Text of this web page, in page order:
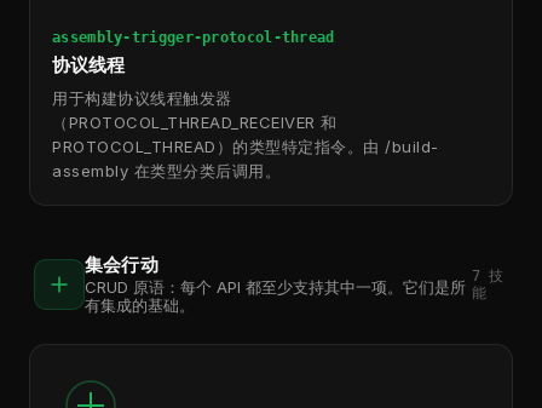
assembly-trigger-protocol-thread
协议线程
用于构建协议线程触发器
（PROTOCOL_THREAD_RECEIVER 和
PROTOCOL_THREAD）的类型特定指令。由 /build-
assembly 在类型分类后调用。
集会行动
CRUD 原语：每个 API 都至少支持其中一项。它们是所
有集成的基础。
7 技
能